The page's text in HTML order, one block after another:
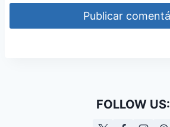
FOLLOW US: